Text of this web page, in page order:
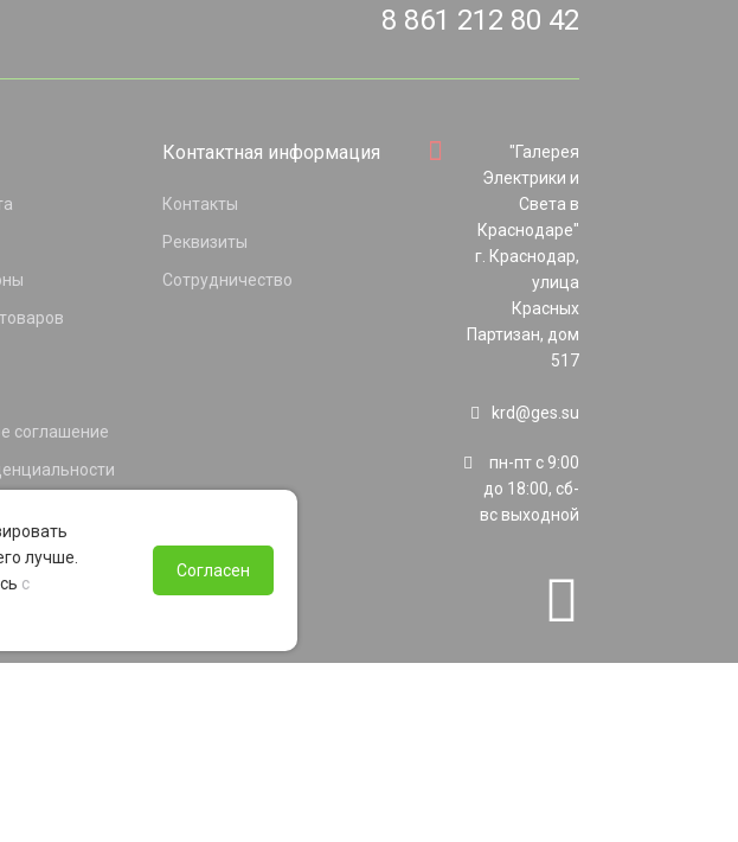
8 861 212 80 42
соглашение
Контактная информация
Контакты
Реквизиты
Сотрудничество
"Галерея
Электрики и
Света в
Краснодаре"
г. Краснодар,
улица
Красных
Партизан, дом
517
krd@ges.su
пн-пт с 9:00
до 18:00, сб-
вс выходной
лучше.
с
Согласен